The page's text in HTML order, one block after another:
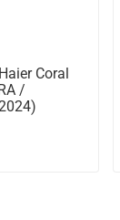
Coral
/